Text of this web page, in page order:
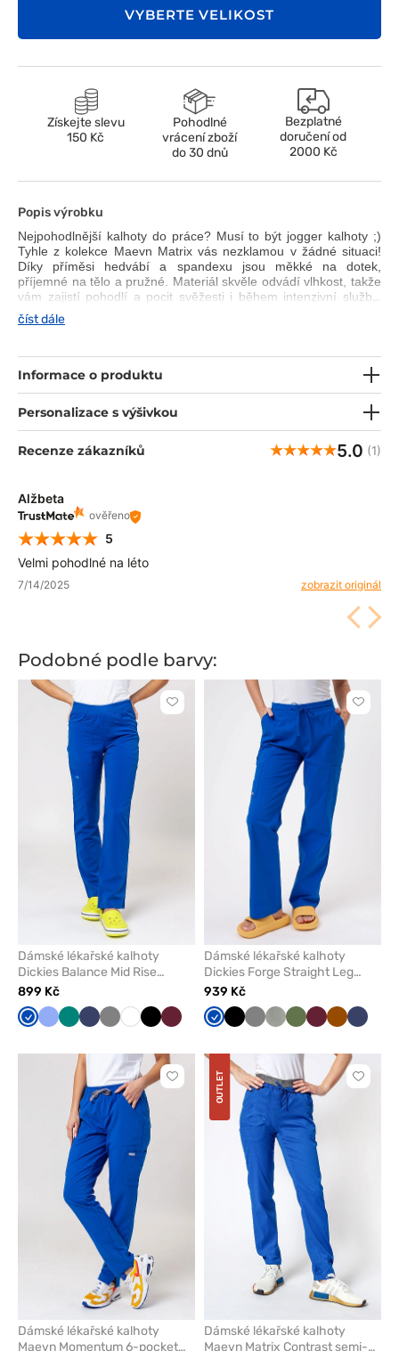
VYBERTE VELIKOST
Získejte slevu
150 Kč
Pohodlné
vrácení zboží
do 30 dnů
Bezplatné
doručení od
2000 Kč
Popis výrobku
Nejpohodlnější kalhoty do práce? Musí to být jogger kalhoty ;)
Tyhle z kolekce Maevn Matrix vás nezklamou v žádné situaci!
Díky příměsi hedvábí a spandexu jsou měkké na dotek,
příjemné na tělo a pružné. Materiál skvěle odvádí vlhkost, takže
vám zajistí pohodlí a pocit svěžesti i během intenzivní služby.
Díky širokému elastickému pasu se stahovací šňůrkou si můžete
kalhoty dokonale přizpůsobit svým preferencím. Zúžené
vzhled.
číst dále
Informace o produktu
Personalizace s výšivkou
Recenze zákazníků 5.0 (1)
Alžbeta
ověřeno
5
Velmi pohodlné na léto
7/14/2025 zobrazit originál
Podobné podle barvy:
Kliknutím
Dámské lékařské kalhoty
Dickies Balance Mid Rise
královsky modré
899 Kč
Královsky
KlasickyZelenáNámořnická
ŠedáBílá ČernáTřešňová
Dámské lékařské kalhoty
Dickies Forge Straight Leg
královsky modrá
939 Kč
Královsky
ČernáŠedáPastelově
OlivkováTřešňová
Hnědá
Kliknutím
odeberete
Dámské lékařské kalhoty
Maevn Momentum 6-pocket
OUTLET
Dámské lékařské kalhoty
Maevn Matrix Contrast semi-